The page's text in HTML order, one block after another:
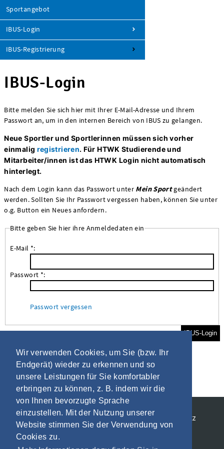
Wir verwenden Cookies, um Sie (bzw. Ihr
Endgerät) wieder zu erkennen und so
unsere Leistungen für Sie komfortabler
erbringen zu können, z. B. indem wir die
von Ihnen bevorzugte Sprache
einzustellen. Mit der Nutzung unserer
Website stimmen Sie der Verwendung von
Cookies zu.
Sportangebot
IBUS-Login
IBUS-Registrierung
IBUS-Login
Bitte melden Sie sich hier mit Ihrer E-Mail-Adresse und Ihrem
Passwort an, um in den internen Bereich von IBUS zu gelangen.
Neue Sportler und Sportlerinnen müssen sich vorher
einmalig registrieren. Für HTWK Studierende und
Mitarbeiter/innen ist das HTWK Login nicht automatisch
hinterlegt.
Nach dem Login kann das Passwort unter Mein Sport geändert
werden. Sollten Sie Ihr Passwort vergessen haben, können Sie unter
o.g. Button ein Neues anfordern.
Bitte geben Sie hier ihre Anmeldedaten ein
E-Mail *:
Passwort *:
Passwort vergessen
IBUS-Login
Allgemeine GeschäftsbedingungenDatenschutz
Impressum